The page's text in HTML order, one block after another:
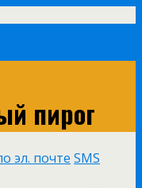
пирог
эл. почте SMS